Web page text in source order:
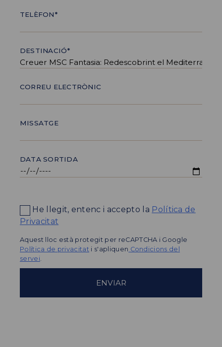
TELÈFON*
DESTINACIÓ*
CORREU ELECTRÒNIC
MISSATGE
DATA SORTIDA
He llegit, entenc i accepto la Política de
Privacitat
Aquest lloc està protegit per reCAPTCHA i Google
Política de privacitat i s'apliquen Condicions del
servei.